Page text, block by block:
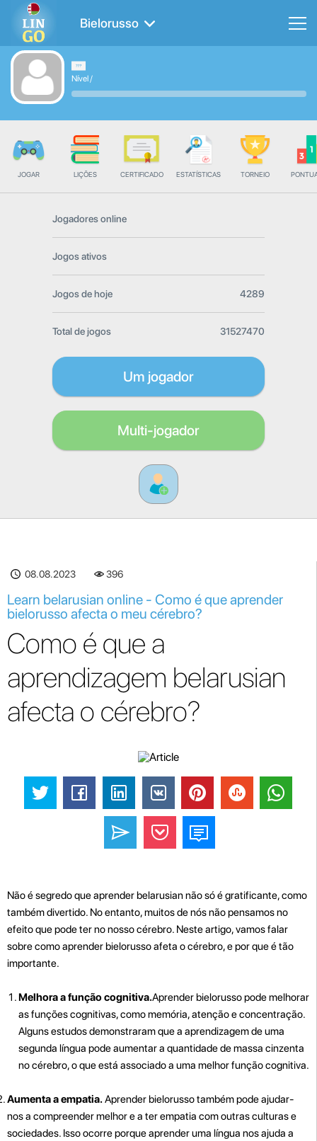
Bielorusso
Nível/
JOGAR LIÇÕES CERTIFICADO ESTATÍSTICAS TORNEIO
Jogadores online
Jogos ativos
Jogos de hoje 4289
Total de jogos 31527470
Um jogador
Multi-jogador
08.08.2023 396
Learn belarusian online - Como é que aprender
bielorusso afecta o meu cérebro?
Como é que a
aprendizagem belarusian
afecta o cérebro?
Não é segredo que aprender belarusian não só é gratificante, como
também divertido. No entanto, muitos de nós não pensamos no
efeito que pode ter no nosso cérebro. Neste artigo, vamos falar
sobre como aprender bielorusso afeta o cérebro, e por que é tão
importante.
Melhora a função cognitiva.Aprender bielorusso pode melhorar
as funções cognitivas, como memória, atenção e concentração.
Alguns estudos demonstraram que a aprendizagem de uma
segunda língua pode aumentar a quantidade de massa cinzenta
no cérebro, o que está associado a uma melhor função cognitiva.
Aumenta a empatia.Aprender bielorusso também pode ajudar-
nos a compreender melhor e a ter empatia com outras culturas e
sociedades. Isso ocorre porque aprender uma língua nos ajuda a